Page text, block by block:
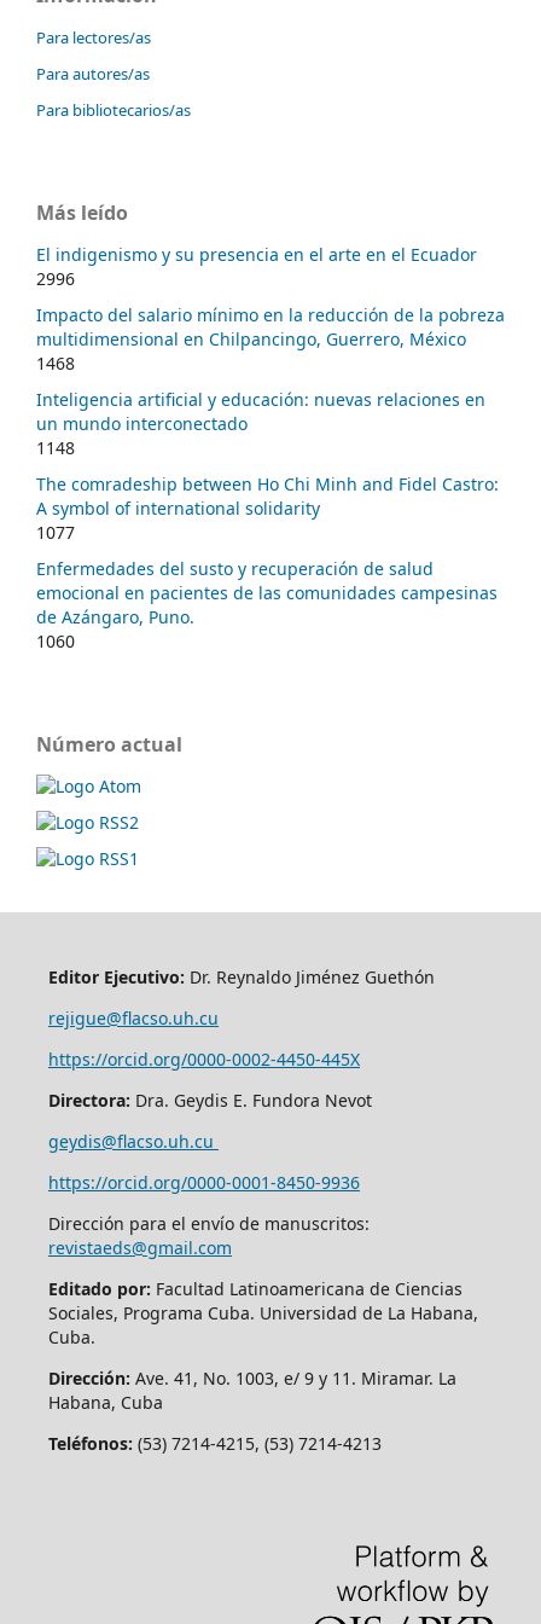
Para lectores/as
Para autores/as
Para bibliotecarios/as
Más leído
El indigenismo y su presencia en el arte en el Ecuador
2996
Impacto del salario mínimo en la reducción de la pobreza
multidimensional en Chilpancingo, Guerrero, México
1468
Inteligencia artificial y educación: nuevas relaciones en
un mundo interconectado
1148
The comradeship between Ho Chi Minh and Fidel Castro:
A symbol of international solidarity
1077
Enfermedades del susto y recuperación de salud
emocional en pacientes de las comunidades campesinas
de Azángaro, Puno.
1060
Número actual
Editor Ejecutivo: Dr. Reynaldo Jiménez Guethón
rejigue@flacso.uh.cu
https://orcid.org/0000-0002-4450-445X
Directora: Dra. Geydis E. Fundora Nevot
geydis@flacso.uh.cu
https://orcid.org/0000-0001-8450-9936
Dirección para el envío de manuscritos:
revistaeds@gmail.com
Editado por: Facultad Latinoamericana de Ciencias
Sociales, Programa Cuba. Universidad de La Habana,
Cuba.
Dirección: Ave. 41, No. 1003, e/ 9 y 11. Miramar. La
Habana, Cuba
Teléfonos: (53) 7214-4215, (53) 7214-4213